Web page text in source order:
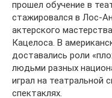
прошел обучение в
стажировался в Лос-
актерского
Кацелоса. В
доставались роли
людьми разных
играл на театральной
спектаклях.